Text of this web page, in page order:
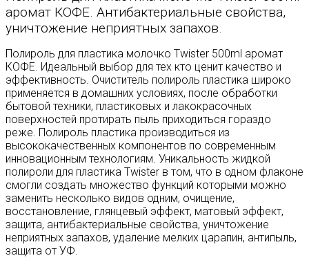
аромат КОФЕ. Антибактериальные свойства,
уничтожение неприятных запахов.
Полироль для пластика молочко Twister 500ml аромат
КОФЕ. Идеальный выбор для тех кто ценит качество и
эффективность. Очиститель полироль пластика широко
применяется в домашних условиях, после обработки
бытовой техники, пластиковых и лакокрасочных
поверхностей протирать пыль приходиться гораздо
реже. Полироль пластика производиться из
высококачественных компонентов по современным
инновационным технологиям. Уникальность жидкой
полироли для пластика Twister в том, что в одном флаконе
смогли создать множество функций которыми можно
заменить несколько видов одним, очищение,
восстановление, глянцевый эффект, матовый эффект,
защита, антибактериальные свойства, уничтожение
неприятных запахов, удаление мелких царапин, антипыль,
защита от УФ.